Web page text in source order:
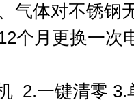
气体对不锈钢
个月更换一次
2.一键清零 3.